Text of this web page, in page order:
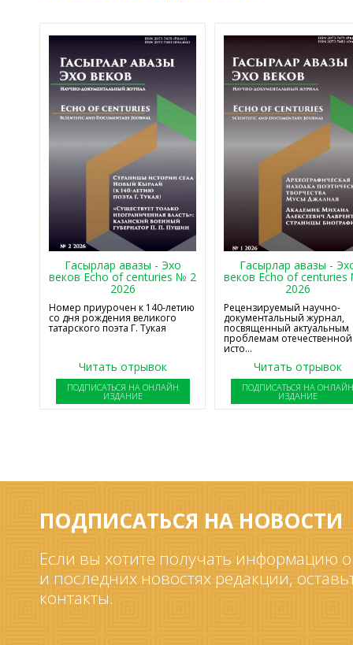
Гасырлар авазы - Эхо
веков Echo of centuries № 2
2026
Номер приурочен к 140-летию
со дня рождения великого
татарского поэта Г. Тукая
Читать отрывок
ПОДПИСАТЬСЯ НА ОНЛАЙН
ИЗДАНИЕ
Гасырлар авазы -
веков Echo of
2026
Рецензируемый научно-
документальный журнал,
посвященный актуальным
проблемам отечественной
исто...
Читать отрывок
ПОДПИСАТЬСЯ НА
ИЗДАНИЕ
ПОДПИСАТЬСЯ НА НОВОСТИ
Если вы хотите получать информацию
и последних новостях редакции,
контакты.